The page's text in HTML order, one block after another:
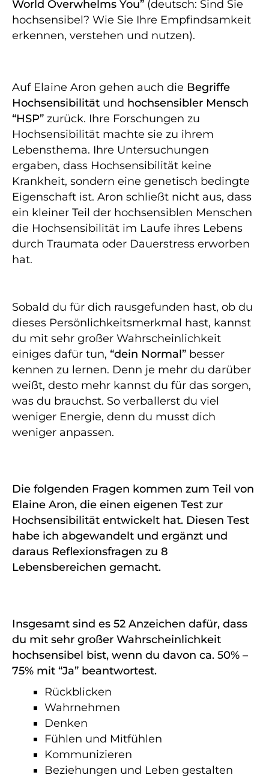
World Overwhelms You” (deutsch: Sind Sie
hochsensibel? Wie Sie Ihre Empfindsamkeit
erkennen, verstehen und nutzen).
Auf Elaine Aron gehen auch die Begriffe
Hochsensibilität und hochsensibler Mensch
“HSP” zurück. Ihre Forschungen zu
Hochsensibilität machte sie zu ihrem
Lebensthema. Ihre Untersuchungen
ergaben, dass Hochsensibilität keine
Krankheit, sondern eine genetisch bedingte
Eigenschaft ist. Aron schließt nicht aus, dass
ein kleiner Teil der hochsensiblen Menschen
die Hochsensibilität im Laufe ihres Lebens
durch Traumata oder Dauerstress erworben
hat.
Sobald du für dich rausgefunden hast, ob du
dieses Persönlichkeitsmerkmal hast, kannst
du mit sehr großer Wahrscheinlichkeit
einiges dafür tun, “dein Normal” besser
kennen zu lernen. Denn je mehr du darüber
weißt, desto mehr kannst du für das sorgen,
was du brauchst. So verballerst du viel
weniger Energie, denn du musst dich
weniger anpassen.
Die folgenden Fragen kommen zum Teil von
Elaine Aron, die einen eigenen Test zur
Hochsensibilität entwickelt hat. Diesen Test
habe ich abgewandelt und ergänzt und
daraus Reflexionsfragen zu 8
Lebensbereichen gemacht.
Insgesamt sind es 52 Anzeichen dafür, dass
du mit sehr großer Wahrscheinlichkeit
hochsensibel bist, wenn du davon ca. 50% –
75% mit “Ja” beantwortest.
Rückblicken
Wahrnehmen
Denken
Fühlen und Mitfühlen
Kommunizieren
Beziehungen und Leben gestalten